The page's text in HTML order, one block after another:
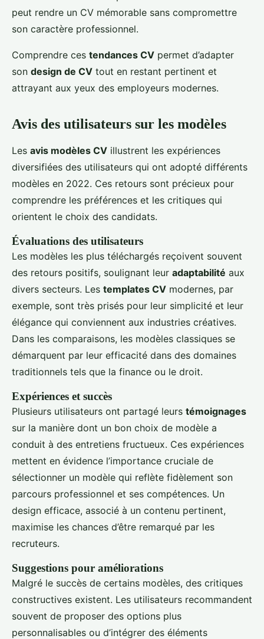
peut rendre un CV mémorable sans compromettre
son caractère professionnel.
Comprendre ces tendances CV permet d’adapter
son design de CV tout en restant pertinent et
attrayant aux yeux des employeurs modernes.
Avis des utilisateurs sur les modèles
Les avis modèles CV illustrent les expériences
diversifiées des utilisateurs qui ont adopté différents
modèles en 2022. Ces retours sont précieux pour
comprendre les préférences et les critiques qui
orientent le choix des candidats.
Évaluations des utilisateurs
Les modèles les plus téléchargés reçoivent souvent
des retours positifs, soulignant leur adaptabilité aux
divers secteurs. Les templates CV modernes, par
exemple, sont très prisés pour leur simplicité et leur
élégance qui conviennent aux industries créatives.
Dans les comparaisons, les modèles classiques se
démarquent par leur efficacité dans des domaines
traditionnels tels que la finance ou le droit.
Expériences et succès
Plusieurs utilisateurs ont partagé leurs témoignages
sur la manière dont un bon choix de modèle a
conduit à des entretiens fructueux. Ces expériences
mettent en évidence l’importance cruciale de
sélectionner un modèle qui reflète fidèlement son
parcours professionnel et ses compétences. Un
design efficace, associé à un contenu pertinent,
maximise les chances d’être remarqué par les
recruteurs.
Suggestions pour améliorations
Malgré le succès de certains modèles, des critiques
constructives existent. Les utilisateurs recommandent
souvent de proposer des options plus
personnalisables ou d’intégrer des éléments